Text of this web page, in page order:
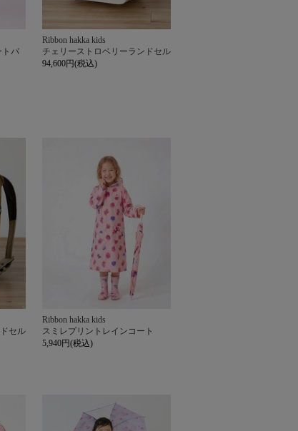
トバ
Ribbon hakka kids
チェリーストロベリーランドセル
94,600円(税込)
セル
Ribbon hakka kids
スミレプリントレインコート
5,940円(税込)